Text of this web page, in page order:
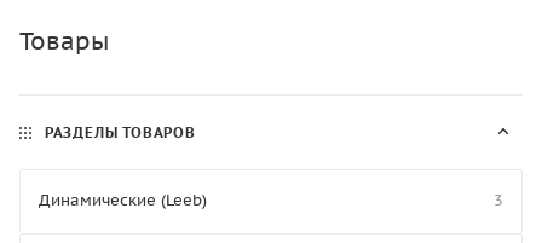
Товары
РАЗДЕЛЫ ТОВАРОВ
Динамические (Leeb) 3